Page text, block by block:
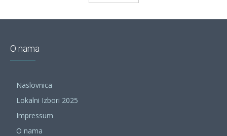
O nama
Naslovnica
Lokalni Izbori 2025
Impressum
O nama